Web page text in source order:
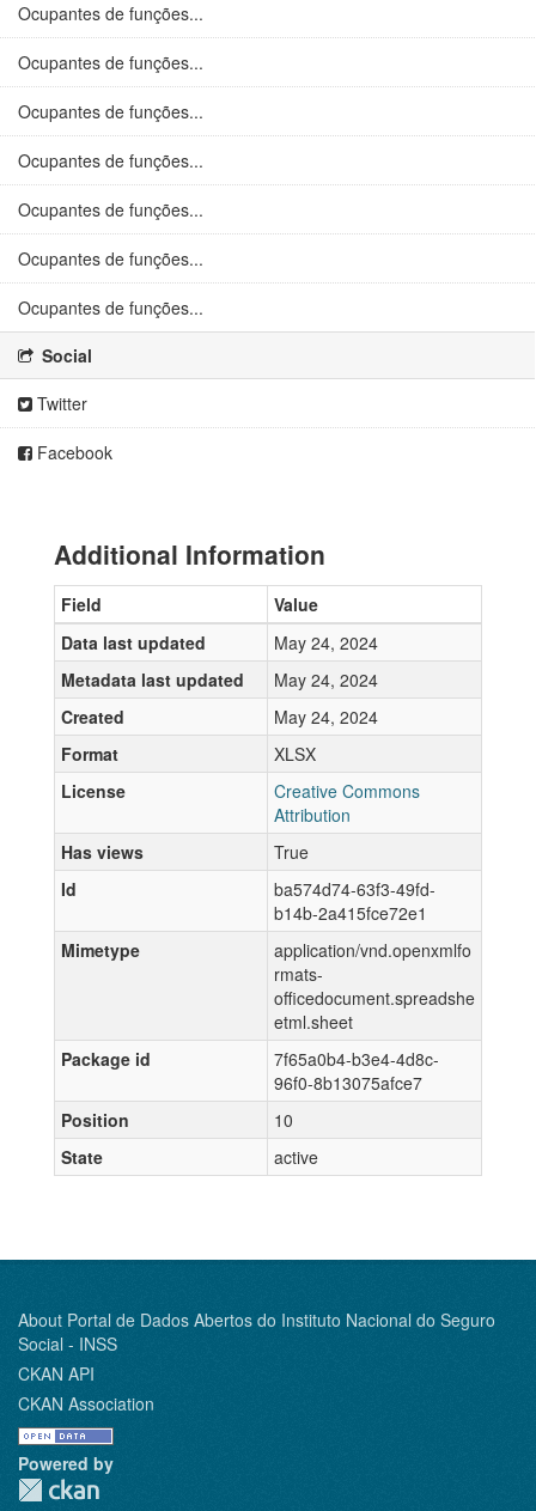
Ocupantes de funções...
Ocupantes de funções...
Ocupantes de funções...
Ocupantes de funções...
Ocupantes de funções...
Ocupantes de funções...
Ocupantes de funções...
Social
Twitter
Facebook
Additional Information
Field
Value
Data last updated
May 24, 2024
Metadata last updated
May 24, 2024
Created
May 24, 2024
Format
XLSX
License
Creative Commons
Attribution
Has views
True
Id
ba574d74-63f3-49fd-
b14b-2a415fce72e1
Mimetype
application/vnd.openxmlfo
rmats-
officedocument.spreadshe
etml.sheet
Package id
7f65a0b4-b3e4-4d8c-
96f0-8b13075afce7
Position
10
State
active
About Portal de Dados Abertos do Instituto Nacional do Seguro
Social - INSS
CKAN API
CKAN Association
Powered by